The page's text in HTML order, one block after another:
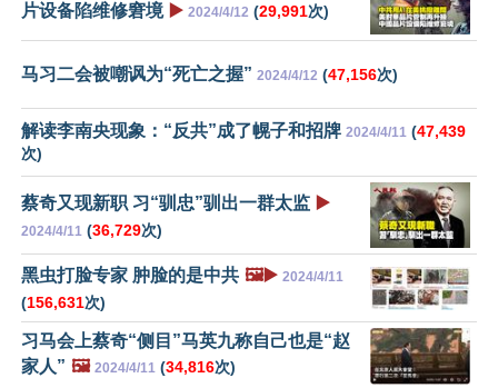
片设备陷维修窘境 ▶️ 2024/4/12 (29,991次)
马习二会被嘲讽为“死亡之握” 2024/4/12 (47,156次)
解读李南央现象：“反共”成了幌子和招牌 2024/4/11 (47,439
次)
蔡奇又现新职 习“驯忠”驯出一群太监 ▶️
2024/4/11 (36,729次)
黑虫打脸专家 肿脸的是中共 🖼️▶️ 2024/4/11
(156,631次)
习马会上蔡奇“侧目”马英九称自己也是“赵
家人” 🖼️ 2024/4/11 (34,816次)